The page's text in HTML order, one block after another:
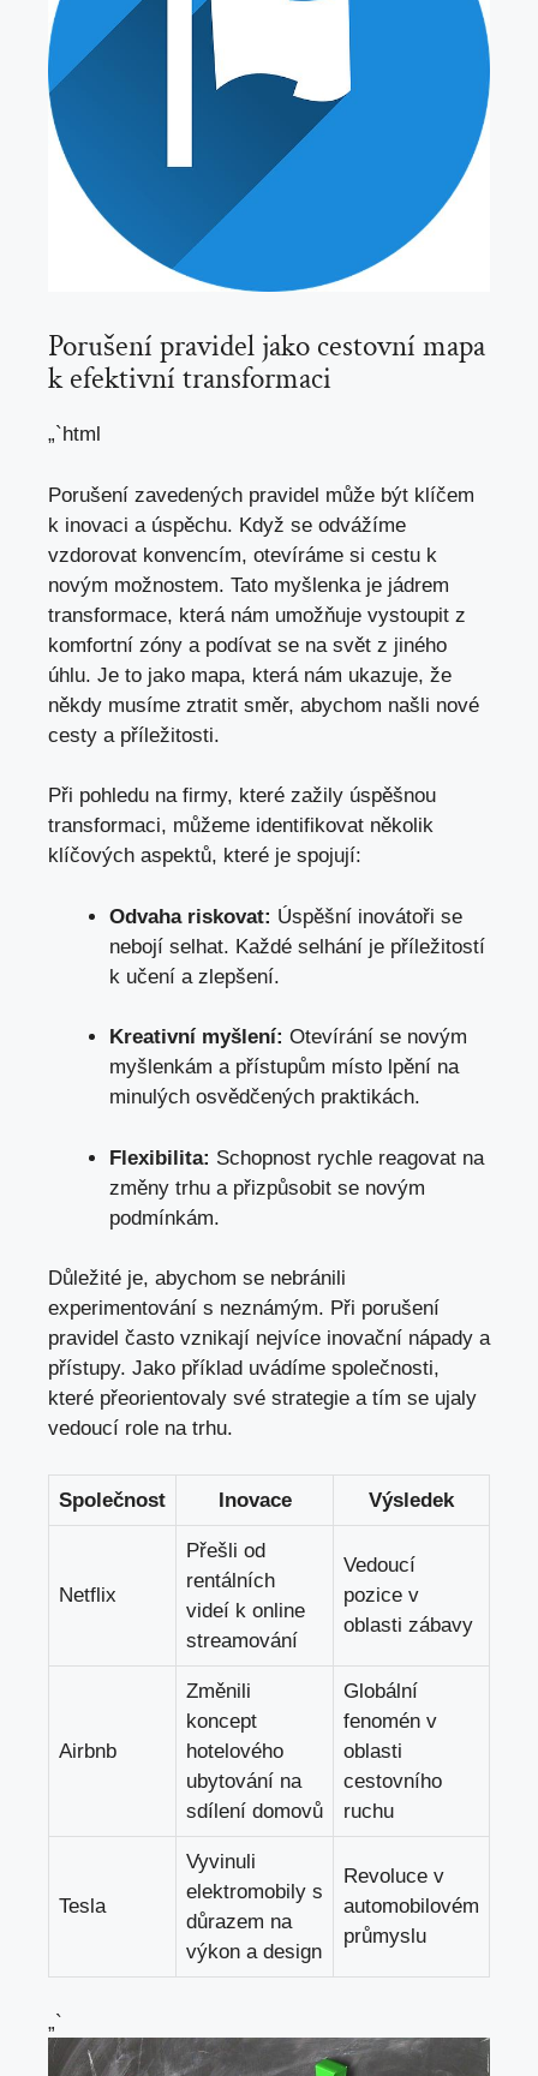
Porušení pravidel jako cestovní mapa
k efektivní transformaci
„`html
Porušení zavedených pravidel může být klíčem
k inovaci a úspěchu. Když se odvážíme
vzdorovat konvencím, otevíráme si cestu k
novým možnostem. Tato myšlenka je jádrem
transformace, která nám umožňuje vystoupit z
komfortní zóny a podívat se na svět z jiného
úhlu. Je to jako mapa, která nám ukazuje, že
někdy musíme ztratit směr, abychom našli nové
cesty a příležitosti.
Při pohledu na firmy, které zažily úspěšnou
transformaci, můžeme identifikovat několik
klíčových aspektů, které je spojují:
Odvaha riskovat: Úspěšní inovátoři se
nebojí selhat. Každé selhání je příležitostí
k učení a zlepšení.
Kreativní myšlení: Otevírání se novým
myšlenkám a přístupům místo lpění na
minulých osvědčených praktikách.
Flexibilita: Schopnost rychle reagovat na
změny trhu a přizpůsobit se novým
podmínkám.
Důležité je, abychom se nebránili
experimentování s neznámým. Při porušení
pravidel často vznikají nejvíce inovační nápady a
přístupy. Jako příklad uvádíme společnosti,
které přeorientovaly své strategie a tím se ujaly
vedoucí role na trhu.
Společnost Inovace Výsledek
Netflix
Přešli od
rentálních
videí k online
streamování
Vedoucí
pozice v
oblasti zábavy
Airbnb
Změnili
koncept
hotelového
ubytování na
sdílení domovů
Globální
fenomén v
oblasti
cestovního
ruchu
Tesla
Vyvinuli
elektromobily s
důrazem na
výkon a design
Revoluce v
automobilovém
průmyslu
„`